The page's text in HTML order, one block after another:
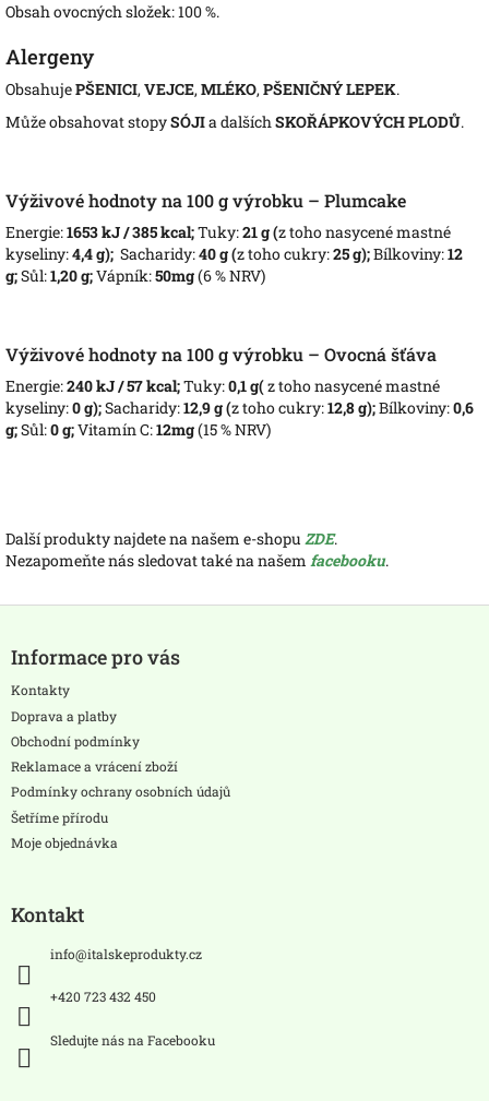
Obsah ovocných složek: 100 %.
Alergeny
ObsahujePŠENICI,VEJCE,MLÉKO,PŠENIČNÝ LEPEK.
Může obsahovat stopySÓJIa dalšíchSKOŘÁPKOVÝCH PLODŮ.
Výživové hodnoty na 100 g výrobku – Plumcake
Energie:1653 kJ / 385 kcal;Tuky:21 g (z toho nasycené mastné
kyseliny:4,4 g); Sacharidy:40 g (z toho cukry:25 g);Bílkoviny:12
g;Sůl:1,20 g;Vápník:50mg(6 % NRV)
Výživové hodnoty na 100 g výrobku – Ovocná šťáva
Energie:240 kJ / 57 kcal;Tuky:0,1 g(z toho nasycené mastné
kyseliny:0 g);Sacharidy:12,9 g (z toho cukry:12,8 g);Bílkoviny:0,6
g;Sůl:0 g;Vitamín C:12mg(15 % NRV)
Další produkty najdete na našem e-shopu ZDE.
Nezapomeňte nás sledovat také na našem facebooku.
pInformace pro vás
Kontakty
Doprava a platby
Obchodní podmínky
Reklamace a vrácení zboží
Podmínky ochrany osobních údajů
Šetříme přírodu
Moje objednávka
Kontakt
info@italskeprodukty.cz
+420 723 432 450
Sledujte nás na Facebooku